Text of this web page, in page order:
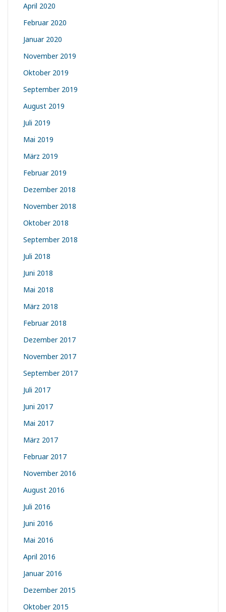
April 2020
Februar 2020
Januar 2020
November 2019
Oktober 2019
September 2019
August 2019
Juli 2019
Mai 2019
März 2019
Februar 2019
Dezember 2018
November 2018
Oktober 2018
September 2018
Juli 2018
Juni 2018
Mai 2018
März 2018
Februar 2018
Dezember 2017
November 2017
September 2017
Juli 2017
Juni 2017
Mai 2017
März 2017
Februar 2017
November 2016
August 2016
Juli 2016
Juni 2016
Mai 2016
April 2016
Januar 2016
Dezember 2015
Oktober 2015